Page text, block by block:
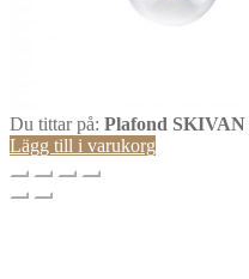
Du tittar på: Plafond SKIVAN
Lägg till i varukorg